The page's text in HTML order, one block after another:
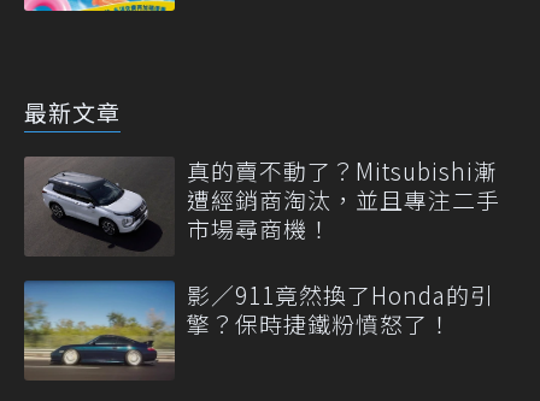
最新文章
真的賣不動了？Mitsubishi漸
遭經銷商淘汰，並且專注二手
市場尋商機！
影／911竟然換了Honda的引
擎？保時捷鐵粉憤怒了！